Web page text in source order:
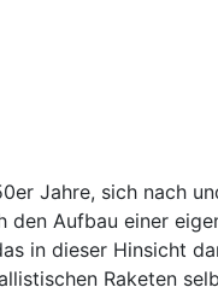
Jahre, sich nach
Aufbau einer
in dieser Hinsicht
Raketen